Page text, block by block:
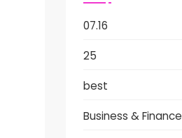
07.16
25
best
Business & Finance